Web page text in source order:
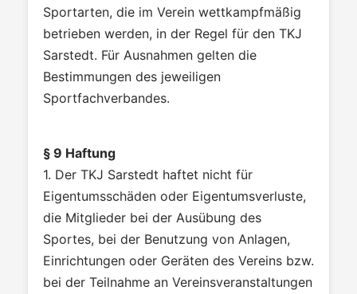
Sportarten, die im Verein wettkampfmäßig
betrieben werden, in der Regel für den TKJ
Sarstedt. Für Ausnahmen gelten die
Bestimmungen des jeweiligen
Sportfachverbandes.
§ 9 Haftung
1. Der TKJ Sarstedt haftet nicht für
Eigentumsschäden oder Eigentumsverluste,
die Mitglieder bei der Ausübung des
Sportes, bei der Benutzung von Anlagen,
Einrichtungen oder Geräten des Vereins bzw.
bei der Teilnahme an Vereinsveranstaltungen